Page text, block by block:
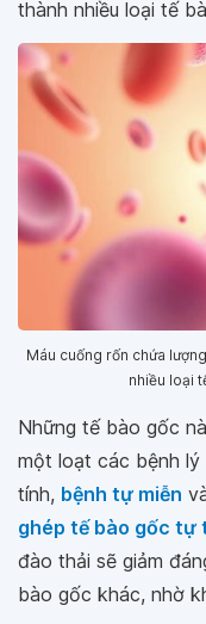
thành nhiều loại tế
Máu cuống rốn chứa
nhiều loại
Những tế bào gốc
một loạt các bệnh lý
tính, bệnh tự miễn
ghép tế bào gốc tự
đào thải sẽ giảm
bào gốc khác, nhờ